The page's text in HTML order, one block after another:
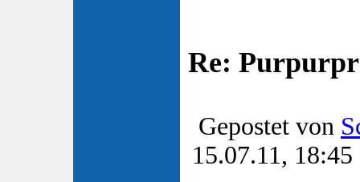
Re:
Gepostet von
15.07.11, 18:45